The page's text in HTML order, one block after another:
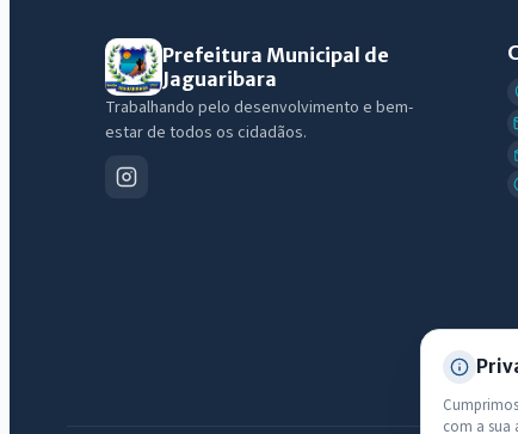
Prefeitura Municipal de
Jaguaribara
Trabalhando pelo desenvolvimento e bem-
estar de todos os cidadãos.
com a sua